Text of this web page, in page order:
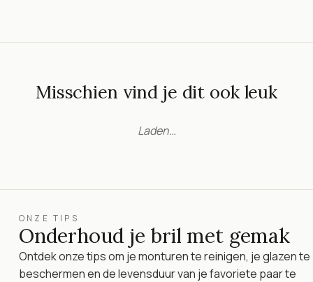
Misschien vind je dit ook leuk
Laden…
ONZE TIPS
Onderhoud je bril met gemak
Ontdek onze tips om je monturen te reinigen, je glazen te
beschermen en de levensduur van je favoriete paar te